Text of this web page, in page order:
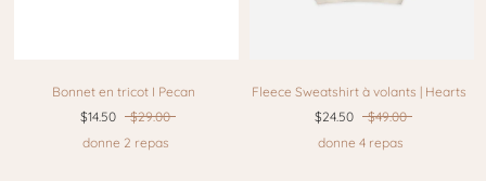
Bonnet en tricot I Pecan
$14.50
$29.00
donne 2 repas
Fleece Sweatshirt à volants | Hearts
$24.50
$49.00
donne 4 repas